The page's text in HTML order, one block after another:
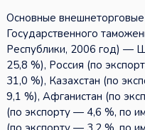
Основные
Государственного
Республики, 2006 год) —
25,8 %), Россия (по
31,0 %), Казахстан (по
9,1 %), Афганистан (по
(по экспорту — 4,6 %, по